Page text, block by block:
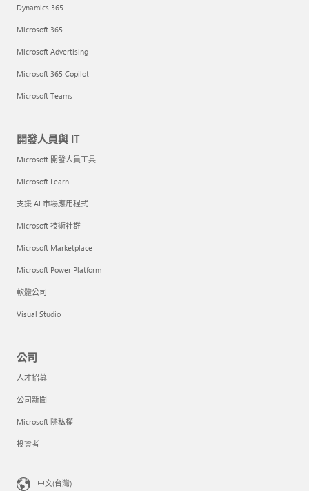
Dynamics 365
Microsoft 365
Microsoft Advertising
Microsoft 365 Copilot
Microsoft Teams
開發人員與 IT
Microsoft 開發人員工具
Microsoft Learn
支援 AI 市場應用程式
Microsoft 技術社群
Microsoft Marketplace
Microsoft Power Platform
軟體公司
Visual Studio
公司
人才招募
公司新聞
Microsoft 隱私權
投資者
中文(台灣)